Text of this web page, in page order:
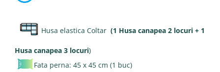
Husa elastica Coltar (1 Husa canapea 2 locuri + 1
Husa canapea 3 locuri)
Fata perna: 45 x 45 cm (1 buc)